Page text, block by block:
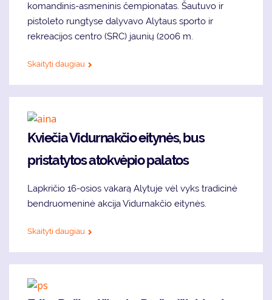
komandinis-asmeninis čempionatas. Šautuvo ir
pistoleto rungtyse dalyvavo Alytaus sporto ir
rekreacijos centro (SRC) jaunių (2006 m.
Skaityti daugiau
Kviečia Vidurnakčio eitynės, bus
pristatytos atokvėpio palatos
Lapkričio 16-osios vakarą Alytuje vėl vyks tradicinė
bendruomeninė akcija Vidurnakčio eitynės.
Skaityti daugiau